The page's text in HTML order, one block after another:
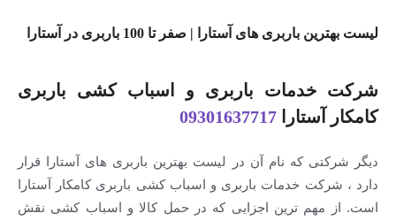
لیست بهترین باربری های آستارا | صفر تا 100 باربری در آستارا
شرکت خدمات باربری و اسباب کشی باربری
کامکار آستارا 09301637717
دیگر شرکتی که نام آن در لیست بهترین باربری های آستارا قرار
دارد ، شرکت خدمات باربری و اسباب کشی باربری کامکار آستارا
است. از مهم ترین اجزایی که در حمل کالا و اسباب کشی نقش